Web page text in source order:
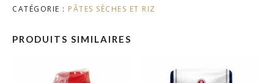
CATÉGORIE : PÂTES SÈCHES ET RIZ
PRODUITS SIMILAIRES